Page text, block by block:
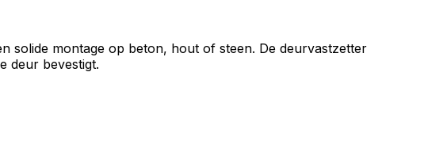
solide montage op beton, hout of steen. De deurvastzetter
deur bevestigt.